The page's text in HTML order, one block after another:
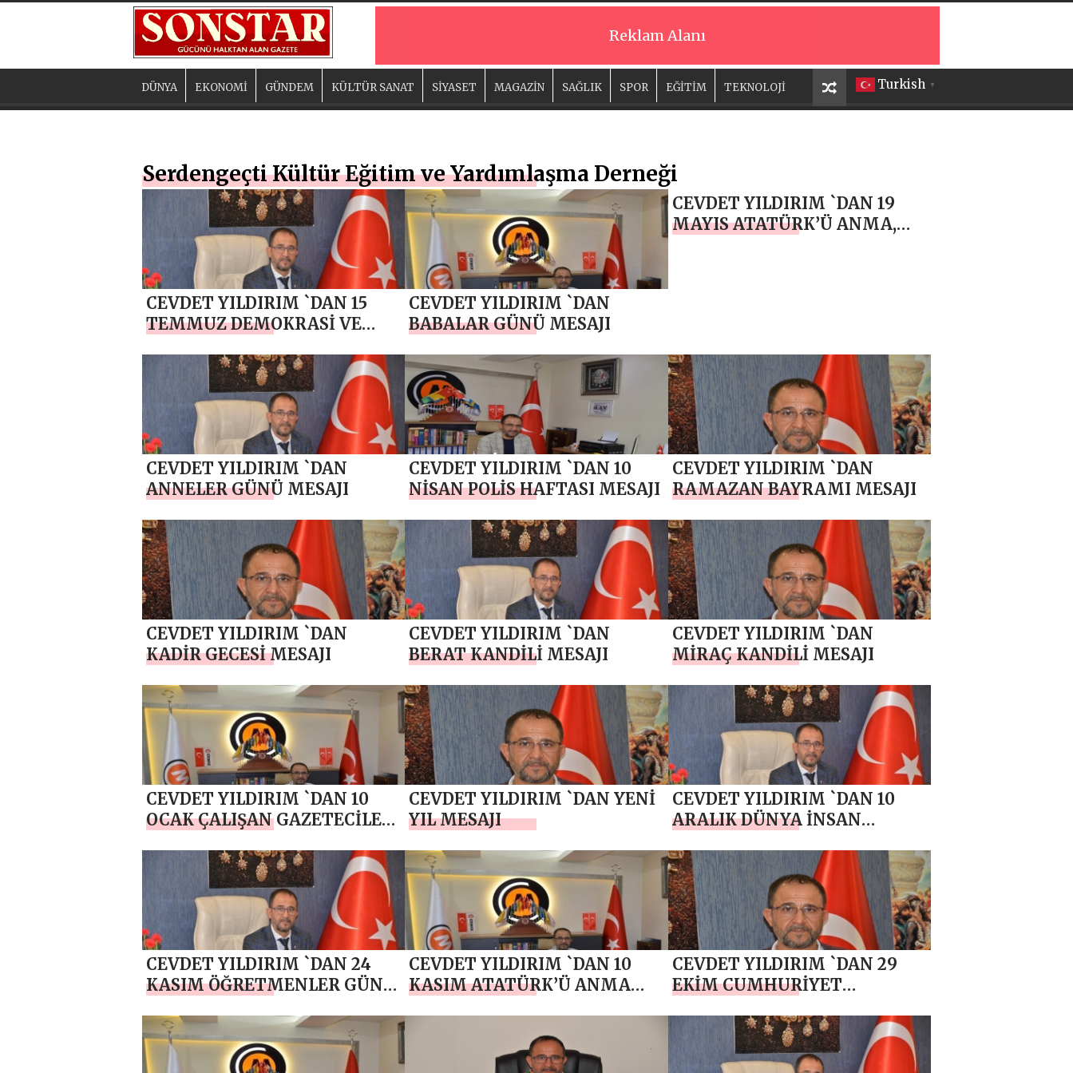
Reklam Alanı
Turkish ▼
DÜNYA EKONOMİ GÜNDEM KÜLTÜR SANAT SİYASET MAGAZİN SAĞLIK SPOR EĞİTİM TEKNOLOJİ
Serdengeçti Kültür Eğitim ve Yardımlaşma Derneği
CEVDET YILDIRIM `DAN 15
TEMMUZ DEMOKRASİ VE
CEVDET YILDIRIM `DAN
BABALAR GÜNÜ MESAJI
CEVDET YILDIRIM `DAN 19
MAYIS ATATÜRK’Ü ANMA,
CEVDET YILDIRIM `DAN
ANNELER GÜNÜ MESAJI
CEVDET YILDIRIM `DAN 10
NİSAN POLİS HAFTASI MESAJI
CEVDET YILDIRIM `DAN
RAMAZAN BAYRAMI MESAJI
CEVDET YILDIRIM `DAN
KADİR GECESİ MESAJI
CEVDET YILDIRIM `DAN
BERAT KANDİLİ MESAJI
CEVDET YILDIRIM `DAN
MİRAÇ KANDİLİ MESAJI
CEVDET YILDIRIM `DAN 10
OCAK ÇALIŞAN GAZETECİLER
CEVDET YILDIRIM `DAN YENİ
YIL MESAJI
CEVDET YILDIRIM `DAN 10
ARALIK DÜNYA İNSAN
CEVDET YILDIRIM `DAN 24
KASIM ÖĞRETMENLER GÜNÜ
CEVDET YILDIRIM `DAN 10
KASIM ATATÜRK’Ü ANMA
CEVDET YILDIRIM `DAN 29
EKİM CUMHURİYET